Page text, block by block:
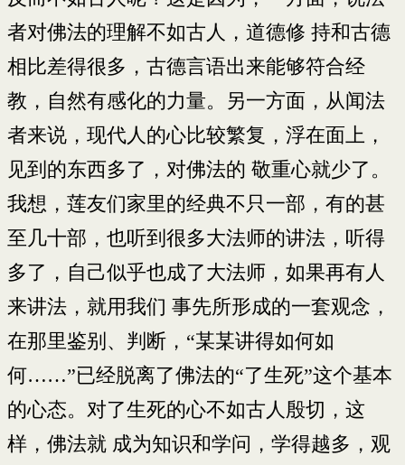
者对佛法的理解不如古人，道德修 持和古德
相比差得很多，古德言语出来能够符合经
教，自然有感化的力量。另一方面，从闻法
者来说，现代人的心比较繁复，浮在面上，
见到的东西多了，对佛法的 敬重心就少了。
我想，莲友们家里的经典不只一部，有的甚
至几十部，也听到很多大法师的讲法，听得
多了，自己似乎也成了大法师，如果再有人
来讲法，就用我们 事先所形成的一套观念，
在那里鉴别、判断，“某某讲得如何如
何……”已经脱离了佛法的“了生死”这个基本
的心态。对了生死的心不如古人殷切，这
样，佛法就 成为知识和学问，学得越多，观